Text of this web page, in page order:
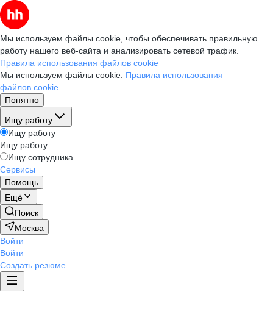
Мы используем файлы cookie, чтобы обеспечивать правильную
работу нашего веб-сайта и анализировать сетевой трафик.
Правила использования файлов cookie
Мы используем файлы cookie. Правила использования
файлов cookie
Понятно
Ищу работу
Ищу работу
Ищу работу
Ищу сотрудника
Сервисы
Помощь
Ещё
Поиск
Москва
Войти
Войти
Создать резюме